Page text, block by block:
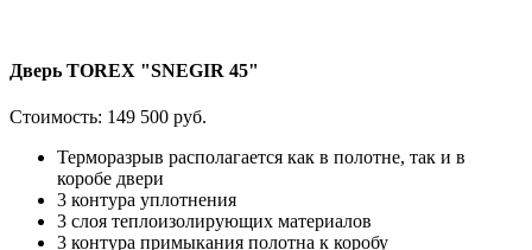
Дверь TOREX "SNEGIR 45"
Стоимость: 149 500 руб.
Терморазрыв располагается как в полотне, так и в
коробе двери
3 контура уплотнения
3 слоя теплоизолирующих материалов
3 контура примыкания полотна к коробу